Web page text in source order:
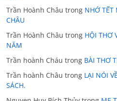
Trần Hoành Châu trong NHỚ TẾT
CHÂU
Trần Hoành Châu trong HỘI THƠ
NĂM
Trần hoành Cháu trong BÀI THƠ
Trần hoành Châu trong LẠI NÓI
SÁCH.